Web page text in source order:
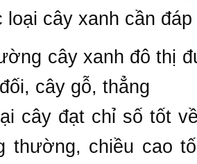
loại cây xanh cần
cây xanh đô thị
cây gỗ, thẳng
cây đạt chỉ số tốt
thường, chiều cao